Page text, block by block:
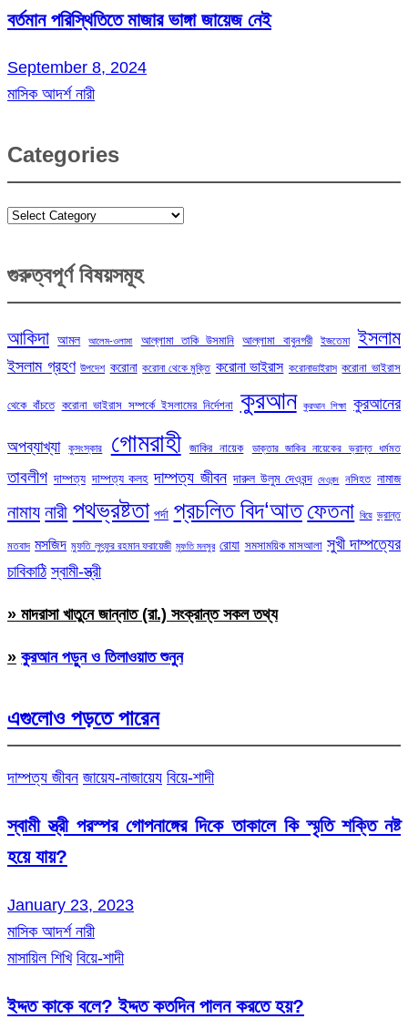
বর্তমান পরিস্থিতিতে মাজার ভাঙ্গা জায়েজ নেই
September 8, 2024
মাসিক আদর্শ নারী
Categories
Categories
গুরুত্বপূর্ণ বিষয়সমূহ
আকিদা আমল আলেম-ওলামা আল্লামা তাকি উসমানি আল্লামা বাবুনগরী ইজতেমা ইসলাম
ইসলাম গ্রহণ উপদেশ করোনা করোনা থেকে মুক্তি করোনা ভাইরাস করোনাভাইরাস করোনা ভাইরাস
থেকে বাঁচতে করোনা ভাইরাস সম্পর্কে ইসলামের নির্দেশনা কুরআন কুরআন শিক্ষা কুরআনের
অপব্যাখ্যা কুসংস্কার গোমরাহী জাকির নায়েক ডাক্তার জাকির নায়েকের ভ্রান্ত ধর্মমত
তাবলীগ দাম্পত্য দাম্পত্য কলহ দাম্পত্য জীবন দারুল উলুম দেওবন্দ দেওবন্দ নসিহত নামাজ
নামায নারী পথভ্রষ্টতা পর্দা প্রচলিত বিদ‘আত ফেতনা বিয়ে ভ্রান্ত
মতবাদ মসজিদ মুফতি লুৎফুর রহমান ফরায়েজী মুফতি মনসুর রোযা সমসাময়িক মাসআলা সুখী দাম্পত্যের
চাবিকাঠি স্বামী-স্ত্রী
» মাদরাসা খাতুনে জান্নাত (রা.) সংক্রান্ত সকল তথ্য
» কুরআন পড়ুন ও তিলাওয়াত শুনুন
এগুলোও পড়তে পারেন
দাম্পত্য জীবন জায়েয-নাজায়েয বিয়ে-শাদী
স্বামী স্ত্রী পরস্পর গোপনাঙ্গের দিকে তাকালে কি স্মৃতি শক্তি নষ্ট
হয়ে যায়?
January 23, 2023
মাসিক আদর্শ নারী
মাসায়িল শিখি বিয়ে-শাদী
ইদ্দত কাকে বলে? ইদ্দত কতদিন পালন করতে হয়?